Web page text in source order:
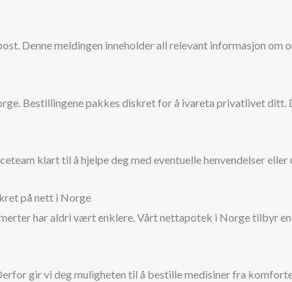
Denne meldingen inneholder all relevant informasjon om
Bestillingene pakkes diskret for å ivareta privatlivet
klart til å hjelpe deg med eventuelle henvendelser
på nett i Norge
har aldri vært enklere. Vårt nettapotek i Norge tilbyr
gir vi deg muligheten til å bestille medisiner fra